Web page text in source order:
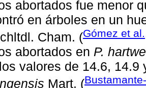
abortados fue menor
en árboles en un
Cham. (Gómez et
abortados en P.
valores de 14.6,
Mart. (